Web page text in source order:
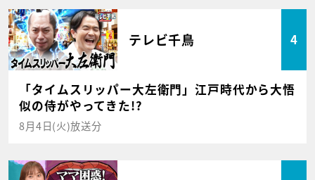
テレビ千鳥 4
「タイムスリッパー大左衛門」江戸時代から大悟
似の侍がやってきた!?
8月4日(火)放送分